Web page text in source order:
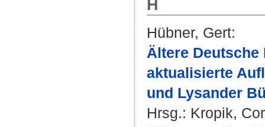
H
Hübner, Gert:
Ältere
aktualisierte
und Lysander
Hrsg.: Kropik,